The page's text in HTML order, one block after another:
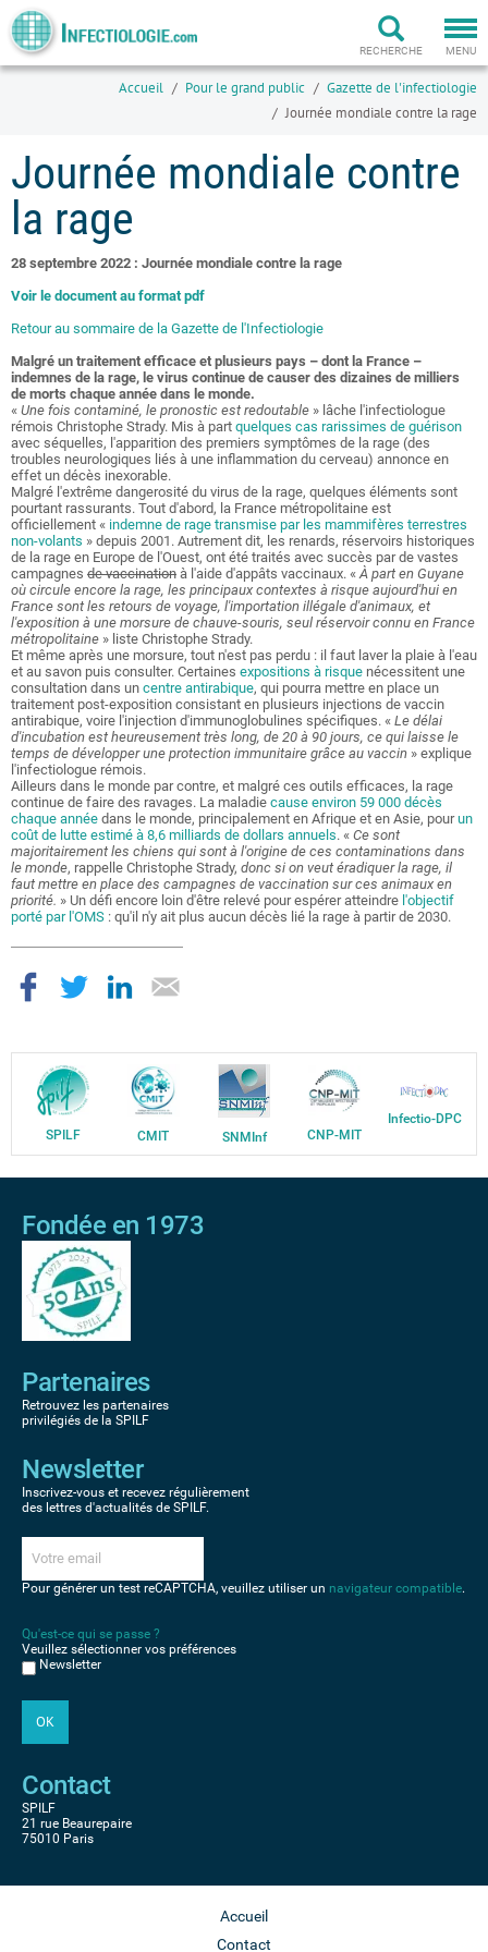
MENU
RECHERCHE
Accueil Pour le grand public
Gazette de l'infectiologie
Journée mondiale contre la rage
Journée mondiale contre
la rage
28 septembre 2022 : Journée mondiale contre la rage
Voir le document au format pdf
Retour au sommaire de la Gazette de l'Infectiologie
Malgré un traitement efficace et plusieurs pays – dont la France –
indemnes de la rage, le virus continue de causer des dizaines de milliers
de morts chaque année dans le monde.
« Une fois contaminé, le pronostic est redoutable » lâche l'infectiologue
rémois Christophe Strady. Mis à part quelques cas rarissimes de guérison
avec séquelles, l'apparition des premiers symptômes de la rage (des
troubles neurologiques liés à une inflammation du cerveau) annonce en
effet un décès inexorable.
Malgré l'extrême dangerosité du virus de la rage, quelques éléments sont
pourtant rassurants. Tout d'abord, la France métropolitaine est
officiellement « indemne de rage transmise par les mammifères terrestres
non-volants » depuis 2001. Autrement dit, les renards, réservoirs historiques
de la rage en Europe de l'Ouest, ont été traités avec succès par de vastes
campagnes de vaccination à l'aide d'appâts vaccinaux. «À part en Guyane
où circule encore la rage, les principaux contextes à risque aujourd'hui en
France sont les retours de voyage, l'importation illégale d'animaux, et
l'exposition à une morsure de chauve-souris, seul réservoir connu en France
métropolitaine » liste Christophe Strady.
Et même après une morsure, tout n'est pas perdu : il faut laver la plaie à l'eau
et au savon puis consulter. Certaines expositions à risque nécessitent une
consultation dans un centre antirabique, qui pourra mettre en place un
traitement post-exposition consistant en plusieurs injections de vaccin
antirabique, voire l'injection d'immunoglobulines spécifiques. « Le délai
d'incubation est heureusement très long, de 20 à 90 jours, ce qui laisse le
temps de développer une protection immunitaire grâce au vaccin » explique
l'infectiologue rémois.
Ailleurs dans le monde par contre, et malgré ces outils efficaces, la rage
continue de faire des ravages. La maladie cause environ 59 000 décès
chaque année dans le monde, principalement en Afrique et en Asie, pourun
coût de lutte estimé à 8,6 milliards de dollars annuels. « Ce sont
majoritairement les chiens qui sont à l'origine de ces contaminations dans
le monde, rappelle Christophe Strady, donc si on veut éradiquer la rage, il
faut mettre en place des campagnes de vaccination sur ces animaux en
priorité. » Un défi encore loin d'être relevé pour espérer atteindre l'objectif
porté par l'OMS : qu'il n'y ait plus aucun décès lié la rage à partir de 2030.
SPILF CMIT SNMInf CNP-MIT
Infectio-DPC
Fondée en 1973
Partenaires
Retrouvez les partenaires
privilégiés de la SPILF
Newsletter
Inscrivez-vous et recevez régulièrement
des lettres d'actualités de SPILF.
Pour générer un test reCAPTCHA, veuillez utiliser un navigateur compatible.
Qu'est-ce qui se passe ?
Veuillez sélectionner vos préférences
Newsletter
Contact
SPILF
21 rue Beaurepaire
75010 Paris
Accueil
Contact